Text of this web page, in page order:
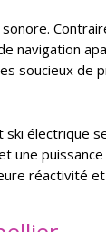
navigation
soucieux de
électrique
une
réactivité